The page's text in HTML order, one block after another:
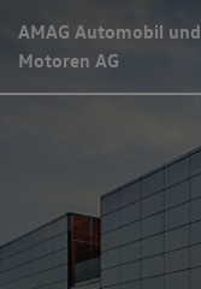
AMAG Automobil und
Motoren AG